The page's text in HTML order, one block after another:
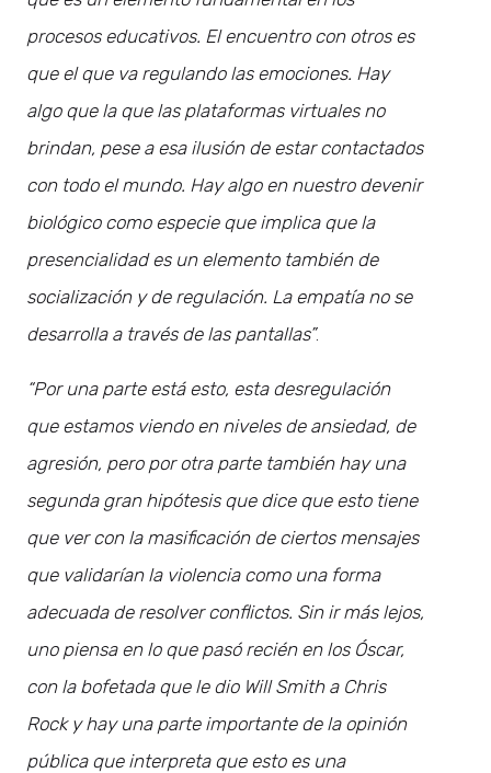
procesos educativos. El encuentro con otros es
que el que va regulando las emociones. Hay
algo que la que las plataformas virtuales no
brindan, pese a esa ilusión de estar contactados
con todo el mundo. Hay algo en nuestro devenir
biológico como especie que implica que la
presencialidad es un elemento también de
socialización y de regulación. La empatía no se
desarrolla a través de las pantallas”.
“Por una parte está esto, esta desregulación
que estamos viendo en niveles de ansiedad, de
agresión, pero por otra parte también hay una
segunda gran hipótesis que dice que esto tiene
que ver con la masificación de ciertos mensajes
que validarían la violencia como una forma
adecuada de resolver conflictos. Sin ir más lejos,
uno piensa en lo que pasó recién en los Óscar,
con la bofetada que le dio Will Smith a Chris
Rock y hay una parte importante de la opinión
pública que interpreta que esto es una